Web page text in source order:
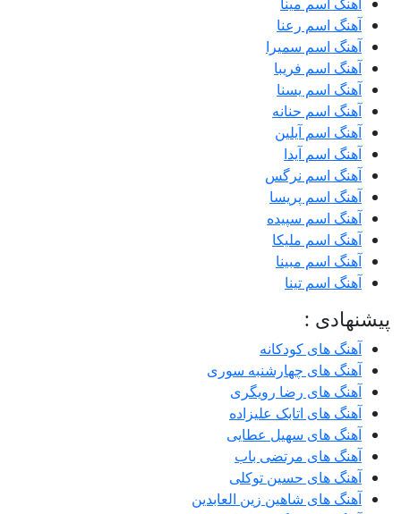
آهنگ اسم رعنا
آهنگ اسم سمیرا
آهنگ اسم فریبا
آهنگ اسم یسنا
آهنگ اسم حنانه
آهنگ اسم آیلین
آهنگ اسم آیدا
آهنگ اسم نرگس
آهنگ اسم پریسا
آهنگ اسم سپیده
آهنگ اسم ملیکا
آهنگ اسم مبینا
آهنگ اسم تینا
پیشنهادی :
آهنگ های کودکانه
آهنگ های چهارشنبه سوری
آهنگ های رضا رویگری
آهنگ های اتابک علیزاده
آهنگ های سهیل عطایی
آهنگ های مرتضی باب
آهنگ های حسین توکلی
آهنگ های شاهین زین العابدین